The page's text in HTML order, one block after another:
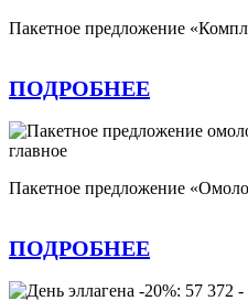
Пакетное предложение
ПОДРОБНЕЕ
Пакетное предложение
ПОДРОБНЕЕ